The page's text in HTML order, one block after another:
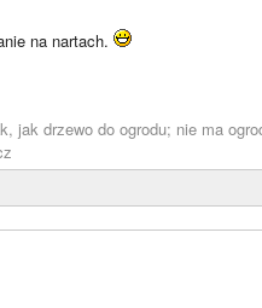
na nartach.
drzewo do ogrodu; nie ma